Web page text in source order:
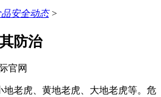
品安全动态>
防治
官网
老虎、黄地老虎、大地老虎等。危